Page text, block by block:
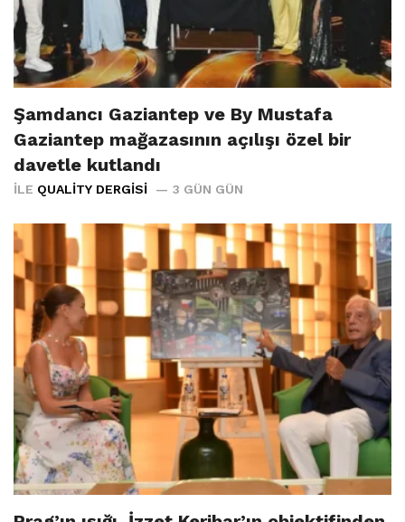
Şamdancı Gaziantep ve By Mustafa
Gaziantep mağazasının açılışı özel bir
davetle kutlandı
İLE QUALITY DERGISI 3 GÜN GÜN